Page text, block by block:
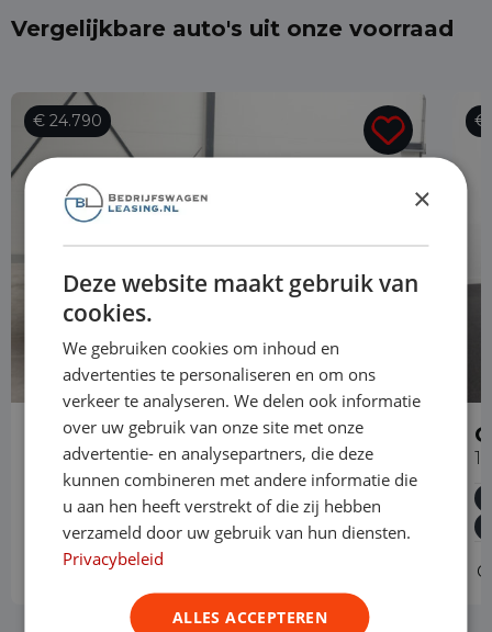
Vergelijkbare auto's uit onze voorraad
€ 24.790
Opel Vivaro
1.5 CDTI L3H1 Edition Dubbele Cabine
Handgeschakeld 24.274 km
2022
Asten
L3H1
Operational lease
€
×
Deze website maakt gebruik van
cookies.
We gebruiken cookies om inhoud en
advertenties te personaliseren en om ons
verkeer te analyseren. We delen ook informatie
over uw gebruik van onze site met onze
advertentie- en analysepartners, die deze
kunnen combineren met andere informatie die
u aan hen heeft verstrekt of die zij hebben
verzameld door uw gebruik van hun diensten.
Privacybeleid
ALLES ACCEPTEREN